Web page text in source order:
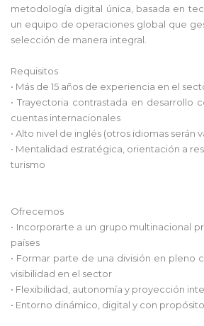
metodología digital única, basada en
un equipo de operaciones global que
selección de manera integral.
Requisitos
• Más de 15 años de experiencia en el
• Trayectoria contrastada en desarrollo
cuentas internacionales
• Alto nivel de inglés (otros idiomas serán
• Mentalidad estratégica, orientación a
turismo
Ofrecemos
• Incorporarte a un grupo multinacional
países
• Formar parte de una división en pleno
visibilidad en el sector
• Flexibilidad, autonomía y proyección
• Entorno dinámico, digital y con propósito